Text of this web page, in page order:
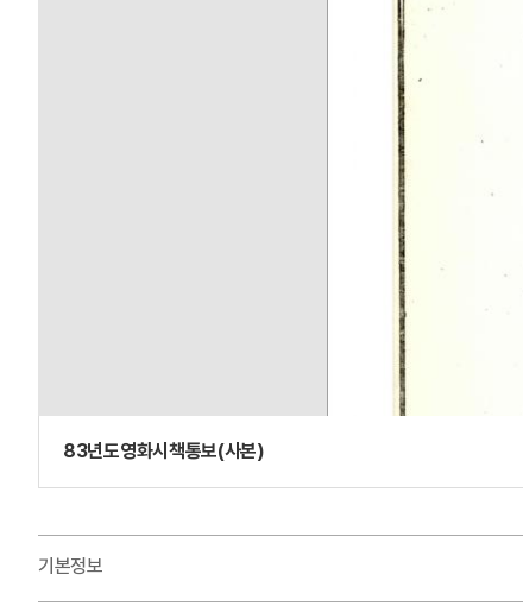
83년도영화시책통보(사본)
기본정보